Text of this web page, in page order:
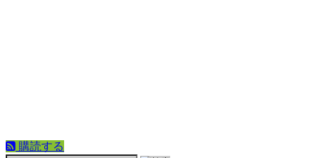
購読する